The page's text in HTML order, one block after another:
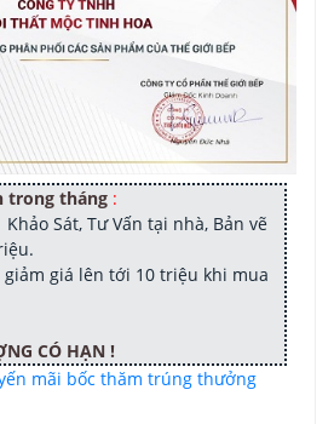
trong tháng :
Sát, Tư Vấn tại nhà, Bản vẽ
giá lên tới 10 triệu khi mua
CÓ HẠN !
mãi bốc thăm trúng thưởng